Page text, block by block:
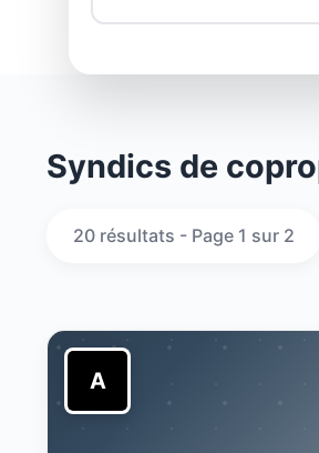
Syndics de
20 résultats - Page 1 sur 2
A